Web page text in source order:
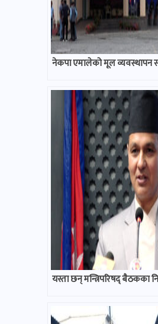
नेकपा एमालेको मूल व्यवस्थापन
यस्ता छन् मन्त्रिपरिषद् बैठकका